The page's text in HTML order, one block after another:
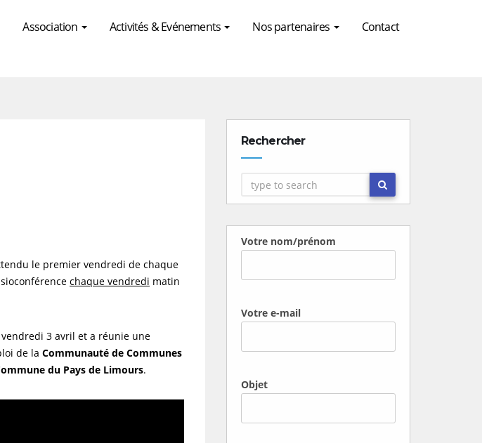
Association Activités & Evénements Nos partenaires Contact
le premier vendredi de chaque
chaque vendredi matin
3 avril et a réunie une
de la Communauté de Communes
du Pays de Limours.
Rechercher
Votre nom/prénom
Votre e-mail
Objet